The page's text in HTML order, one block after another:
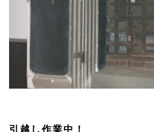
引越し作業中！